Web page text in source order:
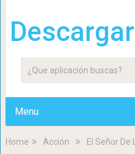
Menu
Home Acción El Señor De